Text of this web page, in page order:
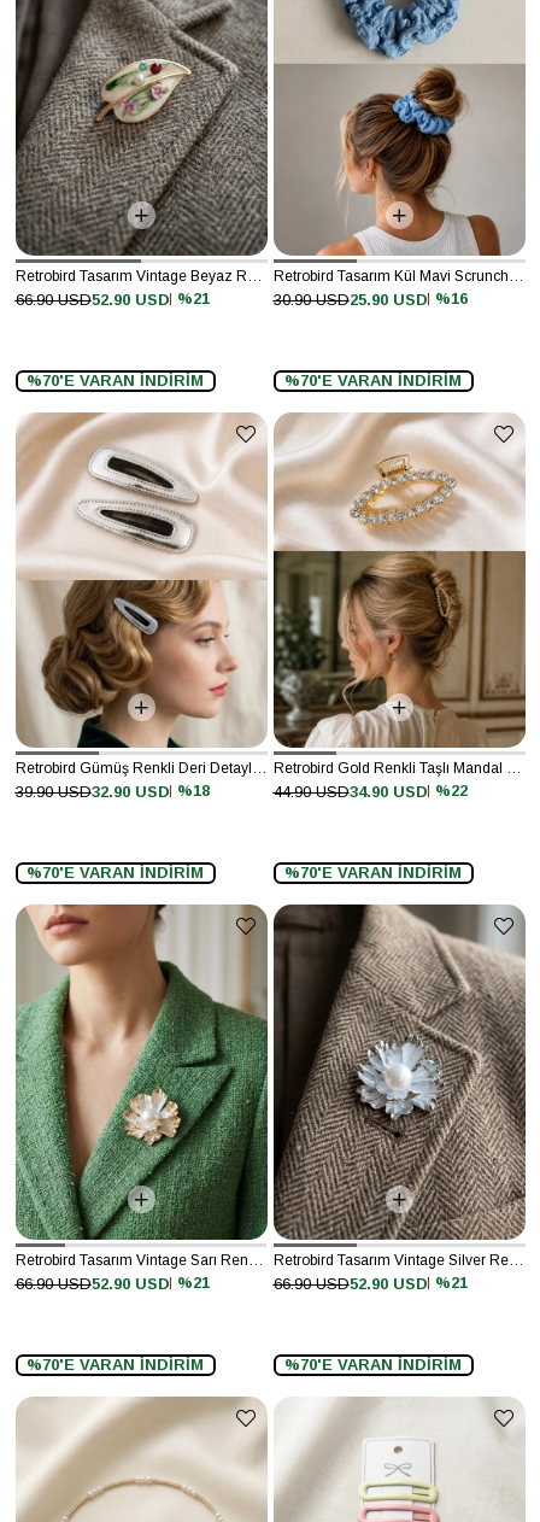
%21
52.90 USD
66.90 USD
%70'E VARAN İNDİRİM
%16
25.90 USD
30.90 USD
%70'E VARAN İNDİRİM
%18
32.90 USD
39.90 USD
%70'E VARAN İNDİRİM
%22
34.90 USD
44.90 USD
%70'E VARAN İNDİRİM
%21
52.90 USD
66.90 USD
%70'E VARAN İNDİRİM
Retrobird Tasarım Vintage Silver Renkli Broş Yaka İğnesi
%21
52.90 USD
66.90 USD
%70'E VARAN İNDİRİM